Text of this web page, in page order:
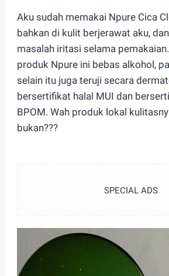
Aku sudah memakai Npure Cica
bahkan di kulit berjerawat aku,
masalah iritasi selama
produk Npure ini bebas alkohol,
selain itu juga teruji secara
bersertifikat halal MUI dan
BPOM. Wah produk lokal
bukan???
SPECIAL ADS